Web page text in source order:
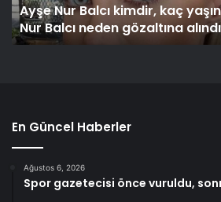
Ayşe Nur Balcı kimdir, kaç
Nur Balcı neden gözaltına
En Güncel Haberler
Ağustos 6, 2026
Spor gazetecisi önce vuruldu,